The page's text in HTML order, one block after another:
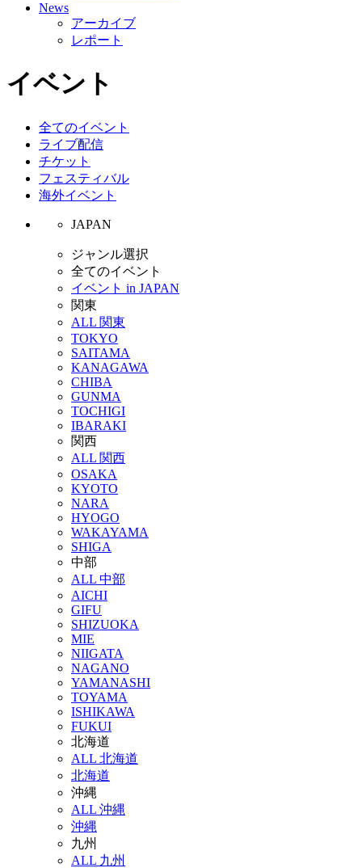
News
アーカイブ
レポート
イベント
全てのイベント
ライブ配信
チケット
フェスティバル
海外イベント
JAPAN
ジャンル選択
全てのイベント
イベント in JAPAN
関東
ALL 関東
TOKYO
SAITAMA
KANAGAWA
CHIBA
GUNMA
TOCHIGI
IBARAKI
関西
ALL 関西
OSAKA
KYOTO
NARA
HYOGO
WAKAYAMA
SHIGA
中部
ALL 中部
AICHI
GIFU
SHIZUOKA
MIE
NIIGATA
NAGANO
YAMANASHI
TOYAMA
ISHIKAWA
FUKUI
北海道
ALL 北海道
北海道
沖縄
ALL 沖縄
沖縄
九州
ALL 九州